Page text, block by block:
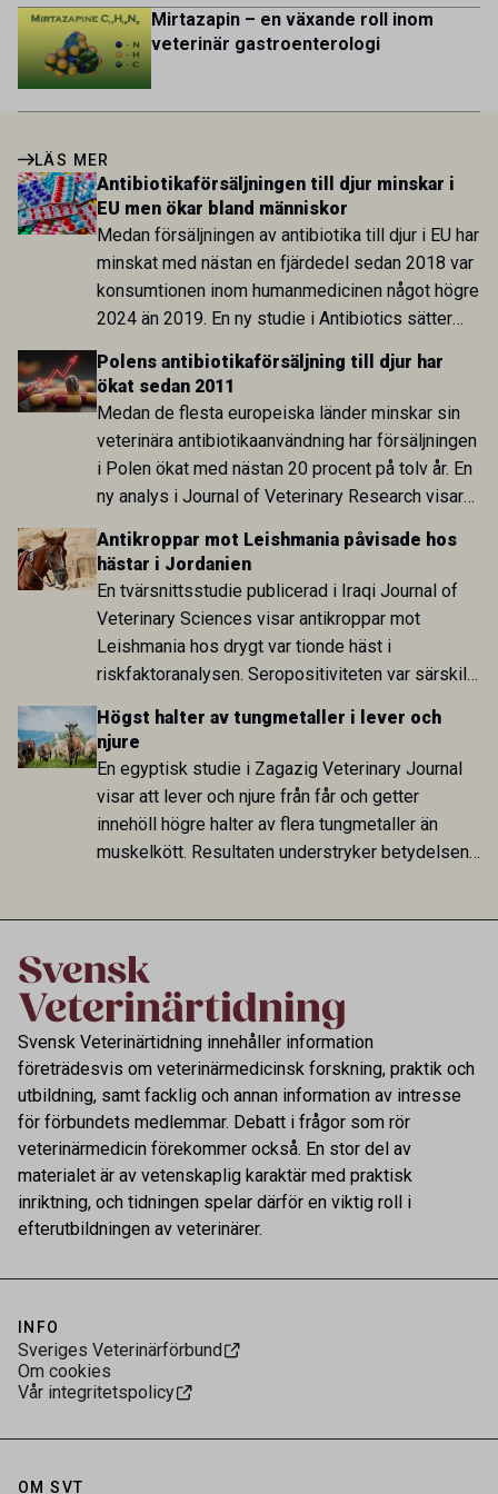
Mirtazapin – en växande roll inom
veterinär gastroenterologi
LÄS MER
Antibiotikaförsäljningen till djur minskar i
EU men ökar bland människor
Medan försäljningen av antibiotika till djur i EU har
minskat med nästan en fjärdedel sedan 2018 var
konsumtionen inom humanmedicinen något högre
2024 än 2019. En ny studie i Antibiotics sätter
utvecklingen inom de båda sektorerna sida vid
sida och pekar på en obalans i EU:s One Health-
arbete.
Polens antibiotikaförsäljning till djur har
ökat sedan 2011
Medan de flesta europeiska länder minskar sin
veterinära antibiotikaanvändning har försäljningen
i Polen ökat med nästan 20 procent på tolv år. En
ny analys i Journal of Veterinary Research visar
att skillnaden mot lågförbrukarländer som
Sverige är fortsatt stor.
Antikroppar mot Leishmania påvisade hos
hästar i Jordanien
En tvärsnittsstudie publicerad i Iraqi Journal of
Veterinary Sciences visar antikroppar mot
Leishmania hos drygt var tionde häst i
riskfaktoranalysen. Seropositiviteten var särskilt
hög i Zarqa och statistiskt kopplad till bland
annat stallhållning. Resultaten visar att hästarna
har exponerats för parasiten – men inte att de
fungerar som reservoarer eller bidrar till
smittspridning.
Högst halter av tungmetaller i lever och
njure
En egyptisk studie i Zagazig Veterinary Journal
visar att lever och njure från får och getter
innehöll högre halter av flera tungmetaller än
muskelkött. Resultaten understryker betydelsen
Svensk Veterinärtidning innehåller information
företrädesvis om veterinärmedicinsk forskning, praktik och
utbildning, samt facklig och annan information av intresse
för förbundets medlemmar. Debatt i frågor som rör
veterinärmedicin förekommer också. En stor del av
materialet är av vetenskaplig karaktär med praktisk
inriktning, och tidningen spelar därför en viktig roll i
efterutbildningen av veterinärer.
INFO
Sveriges Veterinärförbund
Om cookies
Vår integritetspolicy
OM SVT